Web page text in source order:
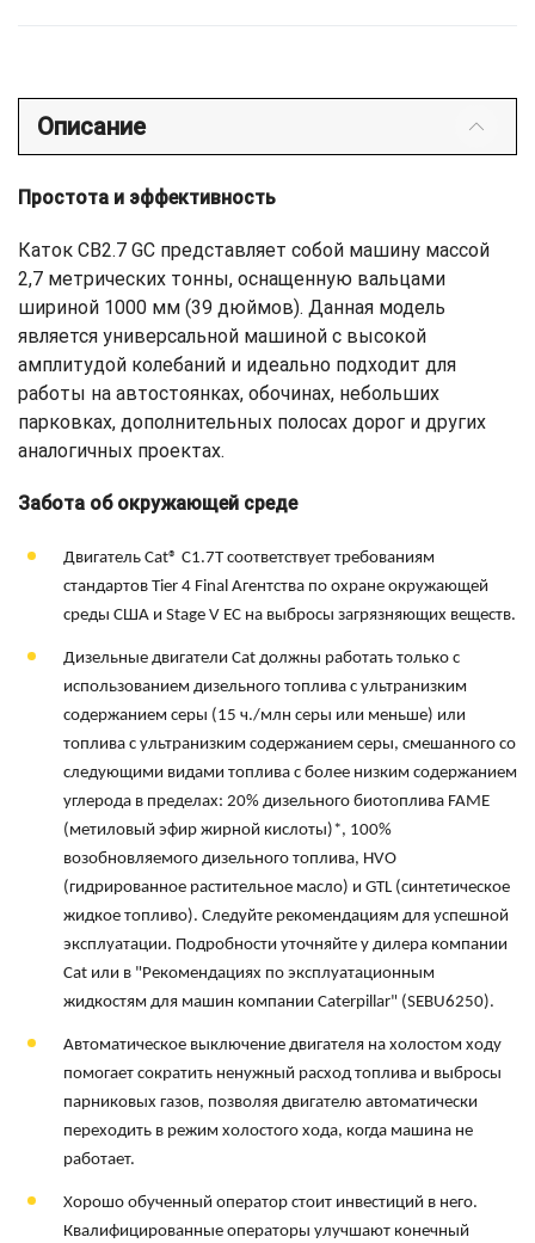
Описание
Простота и эффективность
Каток CB2.7 GC представляет собой машину массой
2,7 метрических тонны, оснащенную вальцами
шириной 1000 мм (39 дюймов). Данная модель
является универсальной машиной с высокой
амплитудой колебаний и идеально подходит для
работы на автостоянках, обочинах, небольших
парковках, дополнительных полосах дорог и других
аналогичных проектах.
Забота об окружающей среде
Двигатель Cat® C1.7T соответствует требованиям
стандартов Tier 4 Final Агентства по охране окружающей
среды США и Stage V ЕС на выбросы загрязняющих веществ.
Дизельные двигатели Cat должны работать только с
использованием дизельного топлива с ультранизким
содержанием серы (15 ч./млн серы или меньше) или
топлива с ультранизким содержанием серы, смешанного со
следующими видами топлива с более низким содержанием
углерода в пределах: 20% дизельного биотоплива FAME
(метиловый эфир жирной кислоты)*, 100%
возобновляемого дизельного топлива, HVO
(гидрированное растительное масло) и GTL (синтетическое
жидкое топливо). Следуйте рекомендациям для успешной
эксплуатации. Подробности уточняйте у дилера компании
Cat или в "Рекомендациях по эксплуатационным
жидкостям для машин компании Caterpillar" (SEBU6250).
Автоматическое выключение двигателя на холостом ходу
помогает сократить ненужный расход топлива и выбросы
парниковых газов, позволяя двигателю автоматически
переходить в режим холостого хода, когда машина не
работает.
Хорошо обученный оператор стоит инвестиций в него.
Квалифицированные операторы улучшают конечный